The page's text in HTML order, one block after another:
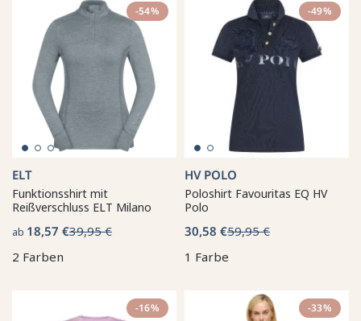
-54%
ELT
Funktionsshirt mit
Reißverschluss ELT Milano
ab 18,57 €39,95 €
2 Farben
-49%
HV POLO
Poloshirt Favouritas EQ HV
Polo
30,58 €59,95 €
1 Farbe
-16% -33%